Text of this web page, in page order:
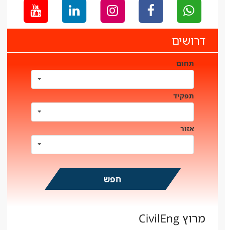
דרושים
תחום
תפקיד
אזור
מרוץ CivilEng